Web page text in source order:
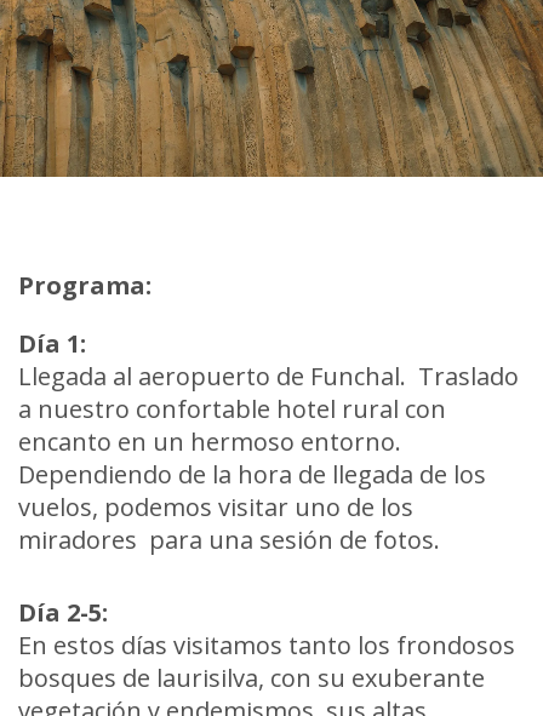
Programa:
Día 1:
Llegada al aeropuerto de Funchal. Traslado
a nuestro confortable hotel rural con
encanto en un hermoso entorno.
Dependiendo de la hora de llegada de los
vuelos, podemos visitar uno de los
miradores para una sesión de fotos.
Día 2-5:
En estos días visitamos tanto los frondosos
bosques de laurisilva, con su exuberante